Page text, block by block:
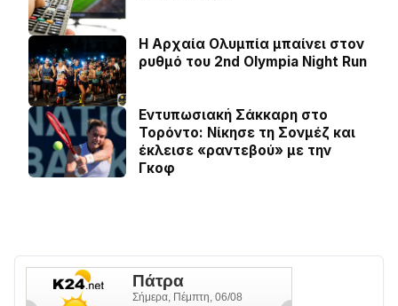
Η Αρχαία Ολυμπία μπαίνει στον
ρυθμό του 2nd Olympia Night Run
Εντυπωσιακή Σάκκαρη στο
Τορόντο: Νίκησε τη Σονμέζ και
έκλεισε «ραντεβού» με την
Γκοφ